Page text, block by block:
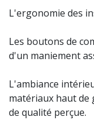
L'ergonomie des
Les boutons de
d'un maniement
L'ambiance
matériaux haut de
de qualité perçue.